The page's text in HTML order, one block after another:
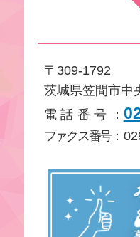
〒309-1792
茨城県笠間市中
電話番号
：
ファクス番号：